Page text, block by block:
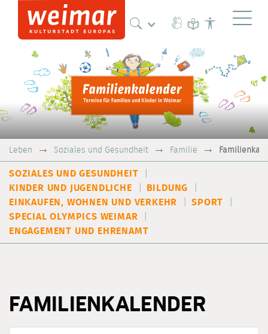
Leben Soziales und Gesundheit Familie
SOZIALES UND GESUNDHEIT
KINDER UND JUGENDLICHE
BILDUNG
EINKAUFEN, WOHNEN UND VERKEHR
SPORT
SPECIAL OLYMPICS WEIMAR
ENGAGEMENT UND EHRENAMT
FAMILIENKALENDER